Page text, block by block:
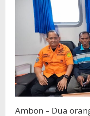
Ambon – Dua